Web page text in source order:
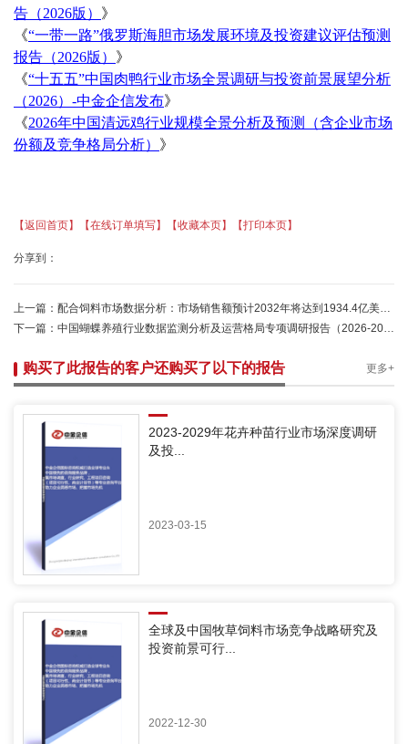
告（2026版） 》
《“一带一路”俄罗斯海胆市场发展环境及投资建议评估预测
报告（2026版） 》
《“十五五”中国肉鸭行业市场全景调研与投资前景展望分析
（2026）-中金企信发布》
《2026年中国清远鸡行业规模全景分析及预测（含企业市场
份额及竞争格局分析） 》
【返回首页】 【在线订单填写】 【收藏本页】 【打印本页】
分享到：
上一篇： 配合饲料市场数据分析：市场销售额预计2032年将达到1934.4亿美元-中金企信
下一篇： 中国蝴蝶养殖行业数据监测分析及运营格局专项调研报告（2026-2032）-中金企信发布
购买了此报告的客户还购买了以下的报告 更多+
2023-2029年花卉种苗行业市场深度调研
及投...
2023-03-15
全球及中国牧草饲料市场竞争战略研究及
投资前景可行...
2022-12-30